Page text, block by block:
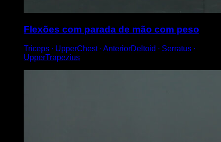
Flexões com parada de mão com peso
Triceps ∙ UpperChest ∙ AnteriorDeltoid ∙ Serratus ∙
UpperTrapezius